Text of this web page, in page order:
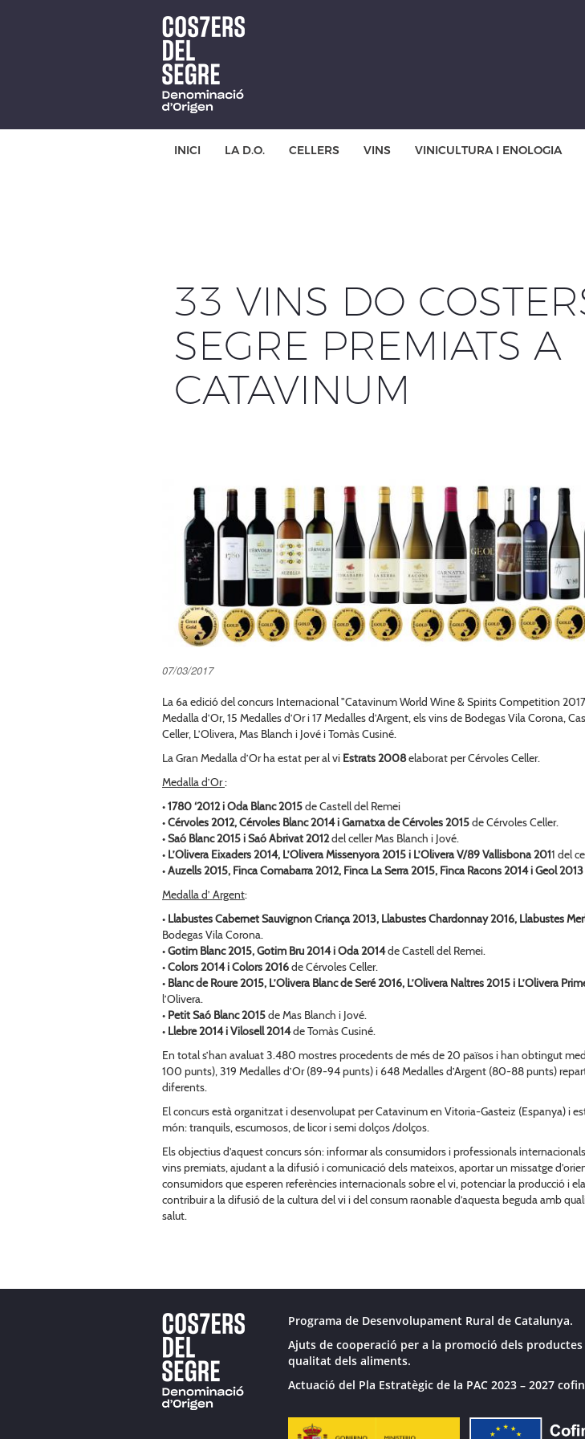
INICI LA D.O. CELLERS VINS VINICULTURA I ENOLOGIA
33 VINS DO
SEGRE PREMIATS A
CATAVINUM
07/03/2017
La 6a edició del concurs Internacional "Catavinum World Wine & Spirits Competition
Medalla d’Or, 15 Medalles d’Or i 17 Medalles d’Argent, els vins de Bodegas Vila Corona,
Celler, L’Olivera, Mas Blanch i Jové i Tomàs Cusiné.
La Gran Medalla d’Or ha estat per al vi Estrats 2008elaborat per Cérvoles Celler.
Medalla d’Or:
•1780 ‘2012 i Oda Blanc 2015de Castell del Remei
•Cérvoles 2012, Cérvoles Blanc 2014 i Garnatxa de Cérvoles 2015de Cérvoles Celler.
•Saó Blanc 2015 i Saó Abrivat 2012del celler Mas Blanch i Jové.
• L’Olivera Eixaders 2014, L’Olivera Missenyora 2015 i L’Olivera V/89 Vallisbona 2011 del
•Auzells 2015, Finca Comabarra 2012, Finca La Serra 2015, Finca Racons 2014 i Geol 2013
Medalla d’ Argent:
• Llabustes Cabernet Sauvignon Criança 2013, Llabustes Chardonnay 2016, Llabustes
Bodegas Vila Corona.
•Gotim Blanc 2015, Gotim Bru 2014 i Oda 2014de Castell del Remei.
•Colors 2014 i Colors 2016de Cérvoles Celler.
• Blanc de Roure 2015, L’Olivera Blanc de Seré 2016, L’Olivera Naltres 2015 i L’Olivera
l’Olivera.
• Petit Saó Blanc 2015de Mas Blanch i Jové.
• Llebre 2014 i Vilosell 2014de Tomàs Cusiné.
En total s’han avaluat 3.480 mostres procedents de més de 20 països i han obtingut
100 punts), 319 Medalles d’Or (89-94 punts) i 648 Medalles d’Argent (80-88 punts)
diferents.
El concurs està organitzat i desenvolupat per Catavinum en Vitoria-Gasteiz (Espanya) i
món: tranquils, escumosos, de licor i semi dolços /dolços.
Els objectius d’aquest concurs són: informar als consumidors i professionals
vins premiats, ajudant a la difusió i comunicació dels mateixos, aportar un missatge
consumidors que esperen referències internacionals sobre el vi, potenciar la producció i
contribuir a la difusió de la cultura del vi i del consum raonable d’aquesta beguda amb
salut.
Programa de Desenvolupament Rural de Catalunya.
Ajuts de cooperació per a la promoció dels
qualitat dels aliments.
Actuació del Pla Estratègic de la PAC 2023 – 2027